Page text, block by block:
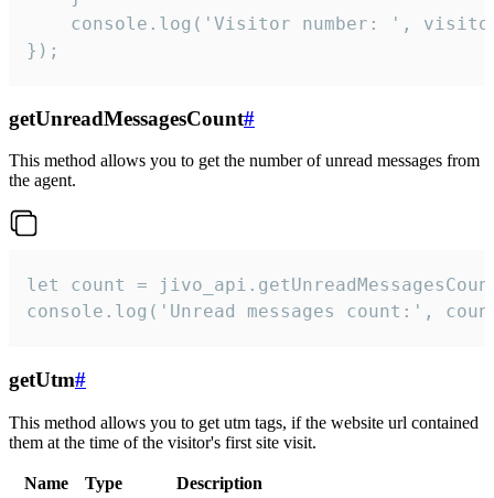
console.log('Visitor number: ',
});
getUnreadMessagesCount#
This method allows you to get the number of unread messages from
the agent.
let count =
console.log('Unread messages count:',
getUtm#
This method allows you to get utm tags, if the website url contained
them at the time of the visitor's first site visit.
Name Type
Description